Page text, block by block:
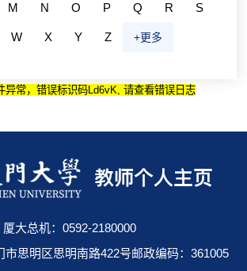
M N O P Q R S
W X Y Z +更多
异常，错误标识码Ld6vK, 请查看错误日志
厦大总机：0592-2180000
市思明区思明南路422号邮政编码：361005